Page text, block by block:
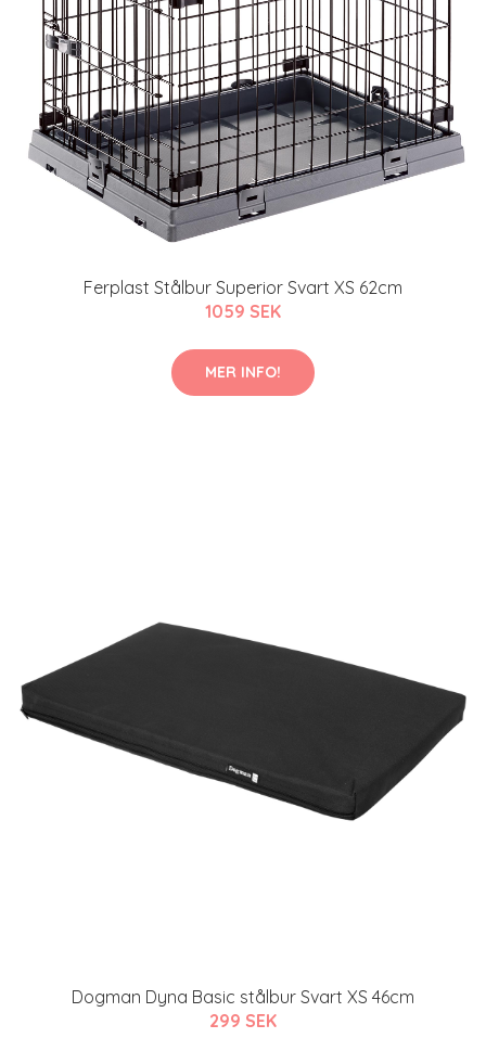
Ferplast Stålbur Superior Svart XS 62cm
1059 SEK
MER INFO!
Dogman Dyna Basic stålbur Svart XS 46cm
299 SEK